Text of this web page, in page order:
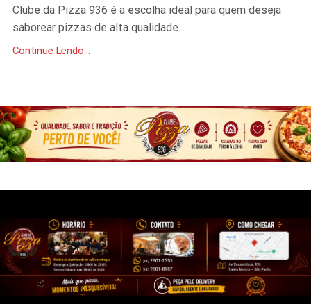
Clube da Pizza 936 é a escolha ideal para quem deseja
saborear pizzas de alta qualidade...
Continue Lendo...